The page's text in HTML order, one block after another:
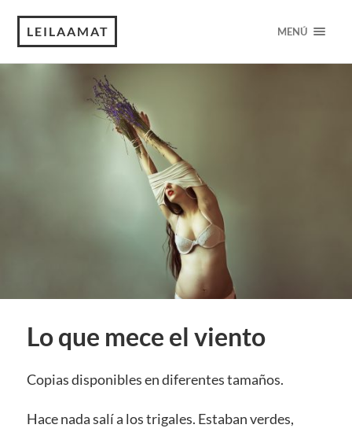
LEILAAMAT MENÚ
Lo que mece el viento
Copias disponibles en diferentes tamaños.
Hace nada salí a los trigales. Estaban verdes,